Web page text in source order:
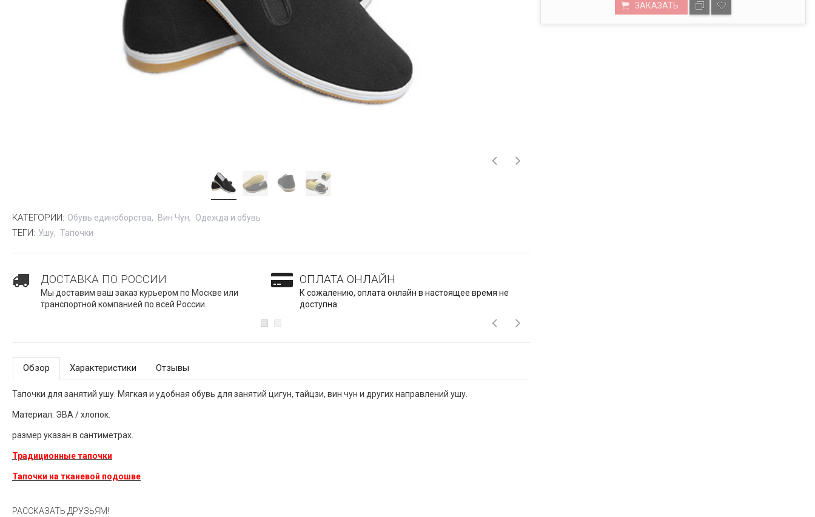
ЗАКАЗАТЬ
КАТЕГОРИИ: Обувь единоборства Вин Чун Одежда и обувь
ТЕГИ: Ушу Тапочки
ДОСТАВКА ПО РОССИИ
Мы доставим ваш заказ курьером по Москве или
транспортной компанией по всей России.
ОПЛАТА ОНЛАЙН
К сожалению, оплата онлайн в настоящее время не
доступна.
Обзор Характеристики Отзывы
Тапочки для занятий ушу. Мягкая и удобная обувь для занятий цигун, тайцзи, вин чун и других направлений ушу.
Материал: ЭВА / хлопок.
размер указан в сантиметрах.
Традиционные тапочки
Тапочки на тканевой подошве
РАССКАЗАТЬ ДРУЗЬЯМ!